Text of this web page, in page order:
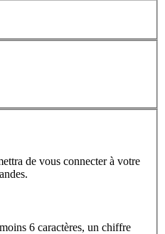
de vous connecter à votre
6 caractères, un chiffre